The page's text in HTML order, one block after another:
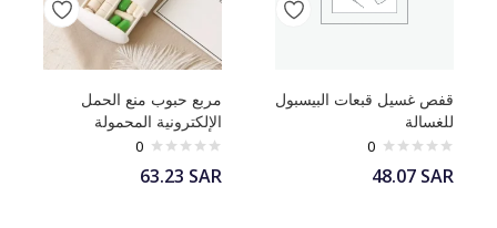
قفص غسيل قبعات البيسبول
للغسالة
0
48.07 SAR
مربع حبوب منع الحمل
الإلكترونية المحمولة
0
63.23 SAR